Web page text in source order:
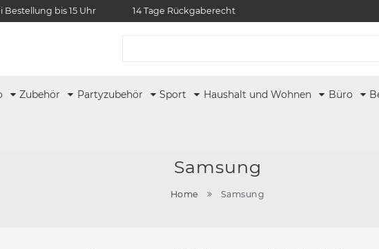
Bestellung bis 15 Uhr 14 Tage Rückgaberecht
Zubehör Partyzubehör Sport Haushalt und Wohnen Büro
Samsung
Home Samsung